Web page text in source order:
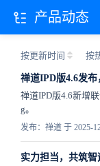
按更新时间 按
禅道IPD版4.6发
禅道IPD版4.6新增
g。
发布：禅道 于 2025-
实力担当，共筑
产品动态